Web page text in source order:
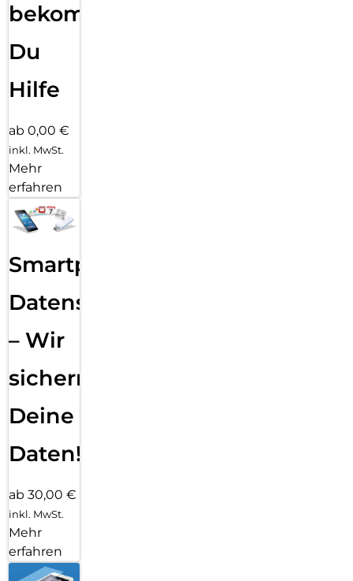
bekommst
Du
Hilfe
ab 0,00 €
inkl. MwSt.
Mehr
erfahren
Smartphone
Datensicherung
– Wir
sichern
Deine
Daten!
ab 30,00 €
inkl. MwSt.
Mehr
erfahren